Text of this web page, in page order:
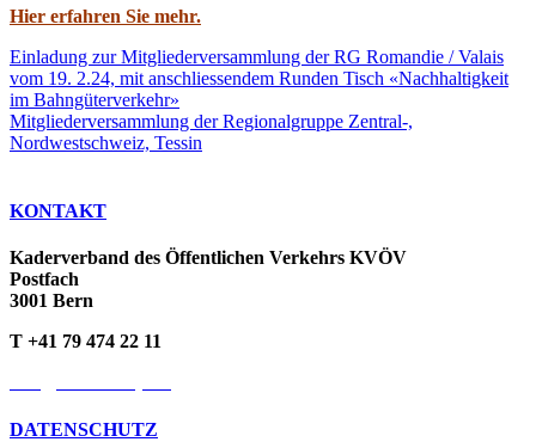
Hier erfahren Sie mehr.
Einladung zur Mitgliederversammlung der RG Romandie / Valais
vom 19. 2.24, mit anschliessendem Runden Tisch «Nachhaltigkeit
im Bahngüterverkehr»
Mitgliederversammlung der Regionalgruppe Zentral-,
Nordwestschweiz, Tessin
KONTAKT
Kaderverband des Öffentlichen Verkehrs KVÖV
Postfach
3001 Bern
T +41 79 474 22 11
DATENSCHUTZ